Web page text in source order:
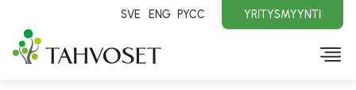
SVE ENG PYCC YRITYSMYYNTI